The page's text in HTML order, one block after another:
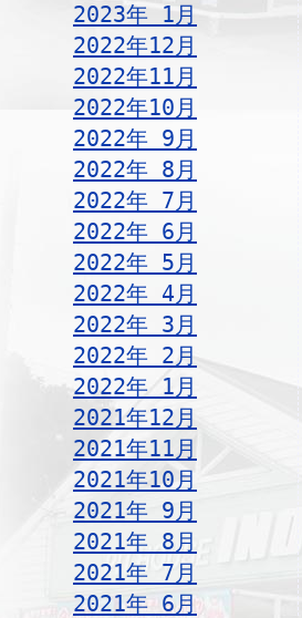
2023年 1月
2022年12月
2022年11月
2022年10月
2022年 9月
2022年 8月
2022年 7月
2022年 6月
2022年 5月
2022年 4月
2022年 3月
2022年 2月
2022年 1月
2021年12月
2021年11月
2021年10月
2021年 9月
2021年 8月
2021年 7月
2021年 6月